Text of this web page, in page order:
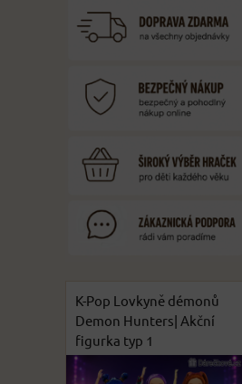
K-Pop Lovkyně démonů
Demon Hunters| Akční
figurka typ 1